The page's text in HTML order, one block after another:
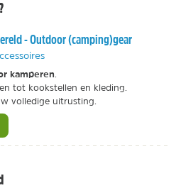
- Outdoor (camping)gear
kamperen
tot kookstellen en kleding.
volledige uitrusting.